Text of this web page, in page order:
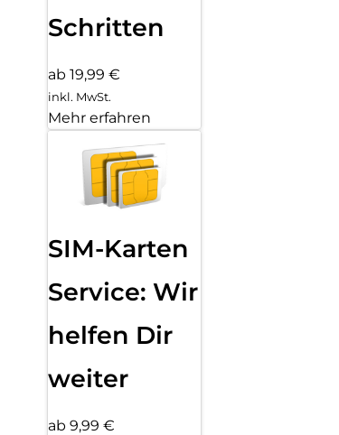
Schritten
ab 19,99 €
inkl. MwSt.
Mehr erfahren
SIM-Karten
Service: Wir
helfen Dir
weiter
ab 9,99 €